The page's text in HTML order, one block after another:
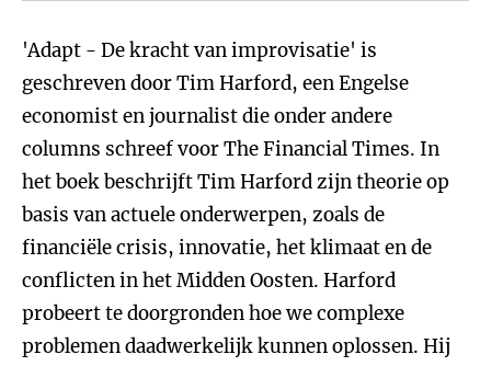
'Adapt - De kracht van improvisatie' is
geschreven door Tim Harford, een Engelse
economist en journalist die onder andere
columns schreef voor The Financial Times. In
het boek beschrijft Tim Harford zijn theorie op
basis van actuele onderwerpen, zoals de
financiële crisis, innovatie, het klimaat en de
conflicten in het Midden Oosten. Harford
probeert te doorgronden hoe we complexe
problemen daadwerkelijk kunnen oplossen. Hij